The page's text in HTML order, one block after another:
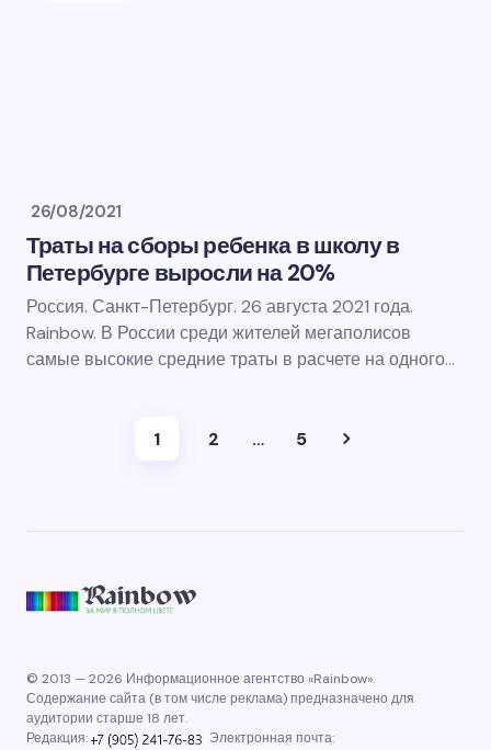
26/08/2021
Траты на сборы ребенка в школу в
Петербурге выросли на 20%
Россия. Санкт-Петербург. 26 августа 2021 года.
Rainbow. В России среди жителей мегаполисов
самые высокие средние траты в расчете на одного…
1 2 … 5
© 2013 — 2026 Информационное агентство «Rainbow».
Содержание сайта (в том числе реклама) предназначено для
аудитории старше 18 лет.
Редакция:
Электронная почта: